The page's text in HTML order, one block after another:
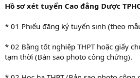
Hồ sơ xét tuyển Cao đẳng Dược
* 01 Phiếu đăng ký tuyển sinh (theo
* 02 Bằng tốt nghiệp THPT hoặc giấy
tạm thời (Bản sao photo công chứng).